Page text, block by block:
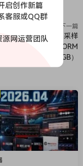
is a
waveform,
editing, and
audio workstation
workflows and
mix with pristine
restoration, and
and sound
the robust
下一篇
视未来主义赛博朋克采样
PLATFORM
KONTAKT]（1.34GB）
启创作新篇
客服或QQ群
源网运营团队